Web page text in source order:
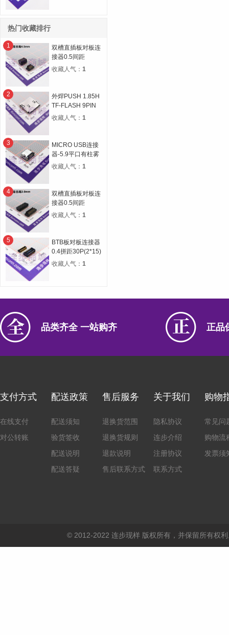
热门收藏排行
1
双槽直插板对板连
接器0.5间距
14P(2*7) 合高
收藏人气： 1
2
外焊PUSH 1.85H
TF-FLASH 9PIN
MICRO SD CARD
收藏人气： 1
3
MICRO USB连接
器-5.9平口有柱雾
锡
收藏人气： 1
4
双槽直插板对板连
接器0.5间距
30P(2*15) 合高
收藏人气： 1
5
BTB板对板连接器
0.4拼距30P(2*15)
公母座合高1.5H宽
收藏人气： 1
品类齐全 一站购齐 正品
支付方式
在线支付
对公转账
配送政策
配送须知
验货签收
配送说明
配送答疑
售后服务
退换货范围
退换货规则
退款说明
售后联系方式
关于我们
隐私协议
连步介绍
注册协议
联系方式
购物
常见问
购物流
发票须
© 2012-2022 连步现样 版权所有，并保留所有权